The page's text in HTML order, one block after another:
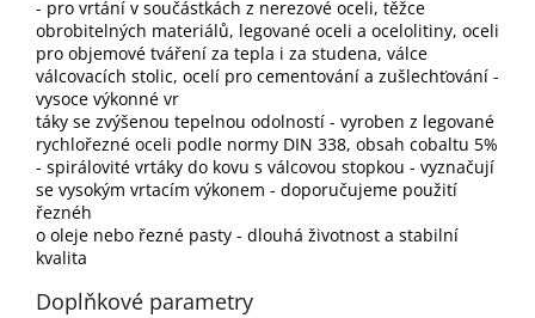
- pro vrtání v součástkách z nerezové oceli, těžce
obrobitelných materiálů, legované oceli a ocelolitiny, oceli
pro objemové tváření za tepla i za studena, válce
válcovacích stolic, ocelí pro cementování a zušlechťování -
vysoce výkonné vr
táky se zvýšenou tepelnou odolností - vyroben z legované
rychlořezné oceli podle normy DIN 338, obsah cobaltu 5%
- spirálovité vrtáky do kovu s válcovou stopkou - vyznačují
se vysokým vrtacím výkonem - doporučujeme použití
řeznéh
o oleje nebo řezné pasty - dlouhá životnost a stabilní
kvalita
Doplňkové parametry